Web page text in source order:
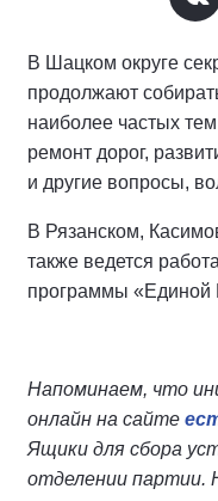
В Шацком округе
продолжают
наиболее частых
ремонт дорог,
и другие вопросы,
В Рязанском,
также ведется
программы «Единой
Напоминаем, что
онлайн на сайте
Ящики для сбора
отделении партии.